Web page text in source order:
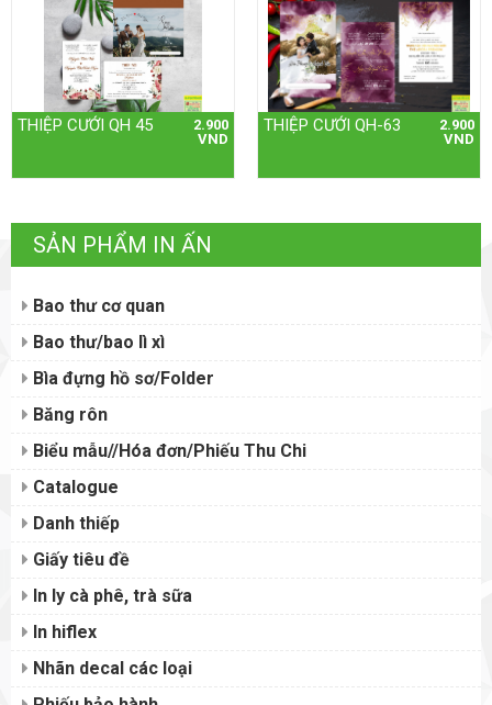
THIỆP CƯỚI QH 45
2.900
VND
THIỆP CƯỚI QH-63
2.900
VND
SẢN PHẨM IN ẤN
Bao thư cơ quan
Bao thư/bao lì xì
Bìa đựng hồ sơ/Folder
Băng rôn
Biểu mẫu//Hóa đơn/Phiếu Thu Chi
Catalogue
Danh thiếp
Giấy tiêu đề
In ly cà phê, trà sữa
In hiflex
Nhãn decal các loại